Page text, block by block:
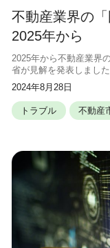
不動産業界の
2025年から
2025年から不動産業界
省が見解を発表しまし
から囲い込みを確認す
事では、法改正の内容や
2024年8月28日
トラブル 不動産